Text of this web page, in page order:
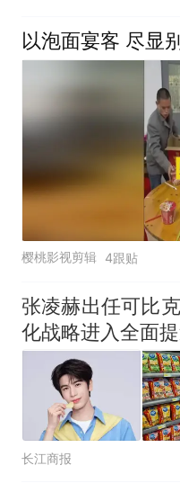
以泡面宴客 尽显
樱桃影视剪辑 4跟贴
张凌赫出任可比
化战略进入全面
长江商报